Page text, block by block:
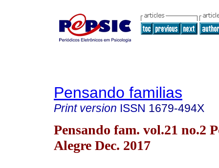
Pensando familias
Print version ISSN 1679-494X
Pensando fam. vol.21 no.2
Alegre Dec. 2017